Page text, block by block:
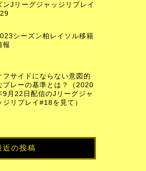
ンJリーグジャッジリプレイ
シーズン柏レイソル移籍
報
フサイドにならない意図的
プレーの基準とは？（2020
9月22日配信のJリーグジャ
ジリプレイ#18を見て）
近の投稿